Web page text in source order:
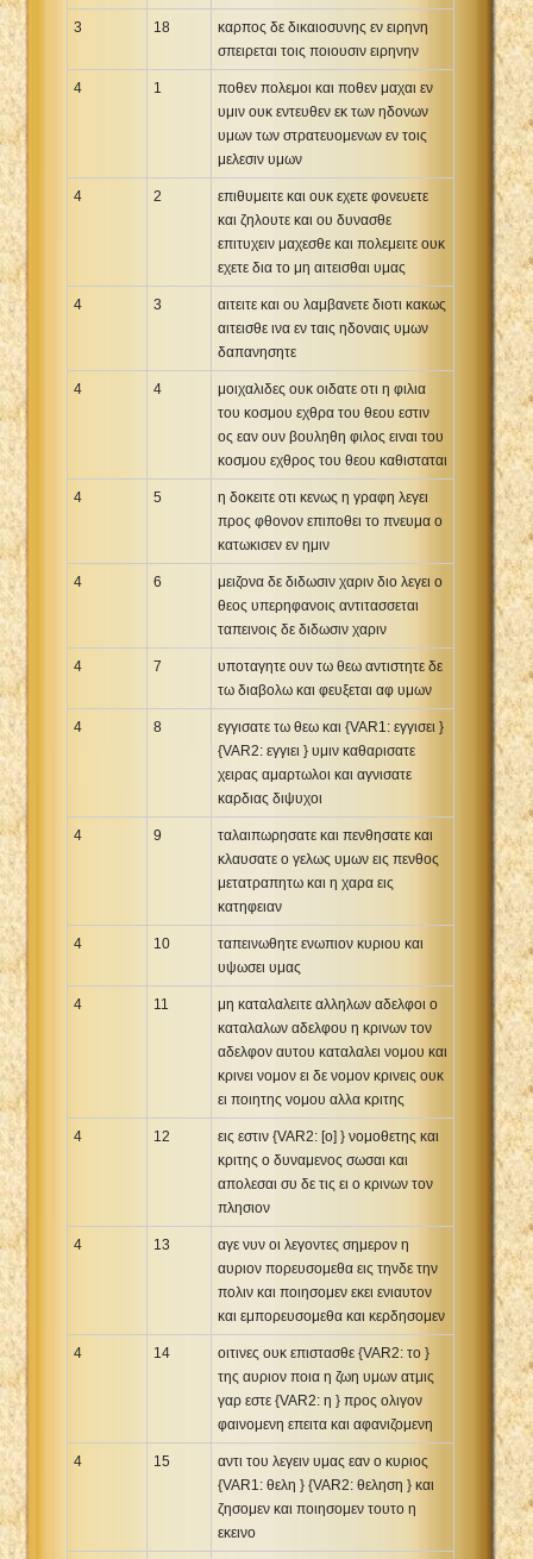
3 18
καρπος δε δικαιοσυνης εν ειρηνη
σπειρεται τοις ποιουσιν ειρηνην
4 1
ποθεν πολεμοι και ποθεν μαχαι εν
υμιν ουκ εντευθεν εκ των ηδονων
υμων των στρατευομενων εν τοις
μελεσιν υμων
4 2
επιθυμειτε και ουκ εχετε φονευετε
και ζηλουτε και ου δυνασθε
επιτυχειν μαχεσθε και πολεμειτε ουκ
εχετε δια το μη αιτεισθαι υμας
4 3
αιτειτε και ου λαμβανετε διοτι κακως
αιτεισθε ινα εν ταις ηδοναις υμων
δαπανησητε
4 4
μοιχαλιδες ουκ οιδατε οτι η φιλια
του κοσμου εχθρα του θεου εστιν
ος εαν ουν βουληθη φιλος ειναι του
κοσμου εχθρος του θεου καθισταται
4 5
η δοκειτε οτι κενως η γραφη λεγει
προς φθονον επιποθει το πνευμα ο
κατωκισεν εν ημιν
4 6
μειζονα δε διδωσιν χαριν διο λεγει ο
θεος υπερηφανοις αντιτασσεται
ταπεινοις δε διδωσιν χαριν
4 7
υποταγητε ουν τω θεω αντιστητε δε
τω διαβολω και φευξεται αφ υμων
4 8
εγγισατε τω θεω και {VAR1: εγγισει }
{VAR2: εγγιει } υμιν καθαρισατε
χειρας αμαρτωλοι και αγνισατε
καρδιας διψυχοι
4 9
ταλαιπωρησατε και πενθησατε και
κλαυσατε ο γελως υμων εις πενθος
μετατραπητω και η χαρα εις
κατηφειαν
4 10
ταπεινωθητε ενωπιον κυριου και
υψωσει υμας
4 11
μη καταλαλειτε αλληλων αδελφοι ο
καταλαλων αδελφου η κρινων τον
αδελφον αυτου καταλαλει νομου και
κρινει νομον ει δε νομον κρινεις ουκ
ει ποιητης νομου αλλα κριτης
4 12
εις εστιν {VAR2: [ο] } νομοθετης και
κριτης ο δυναμενος σωσαι και
απολεσαι συ δε τις ει ο κρινων τον
πλησιον
4 13
αγε νυν οι λεγοντες σημερον η
αυριον πορευσομεθα εις τηνδε την
πολιν και ποιησομεν εκει ενιαυτον
και εμπορευσομεθα και κερδησομεν
4 14
οιτινες ουκ επιστασθε {VAR2: το }
της αυριον ποια η ζωη υμων ατμις
γαρ εστε {VAR2: η } προς ολιγον
φαινομενη επειτα και αφανιζομενη
4 15
αντι του λεγειν υμας εαν ο κυριος
{VAR1: θελη } {VAR2: θεληση } και
ζησομεν και ποιησομεν τουτο η
εκεινο